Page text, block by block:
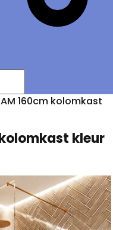
160cm kolomkast
kolomkast kleur